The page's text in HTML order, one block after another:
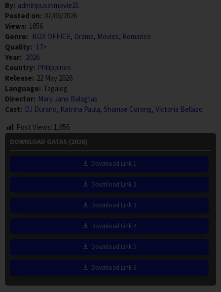
By: adminpusatmovie21
Posted on: 07/06/2026
Views: 1856
Genre: BOX OFFICE, Drama, Movies, Romance
Quality: 17+
Year: 2026
Country: Philippines
Release: 22 May 2026
Language: Tagalog
Director: Mary Jane Balagtas
Cast: DJ Durano, Katrina Paula, Shamae Corong, Victoria Bellazo
Post Views: 1,856
DOWNLOAD GATAS (2026)
Download Link 1
Download Link 2
Download Link 3
Download Link 4
Download Link 5
Download Link 6